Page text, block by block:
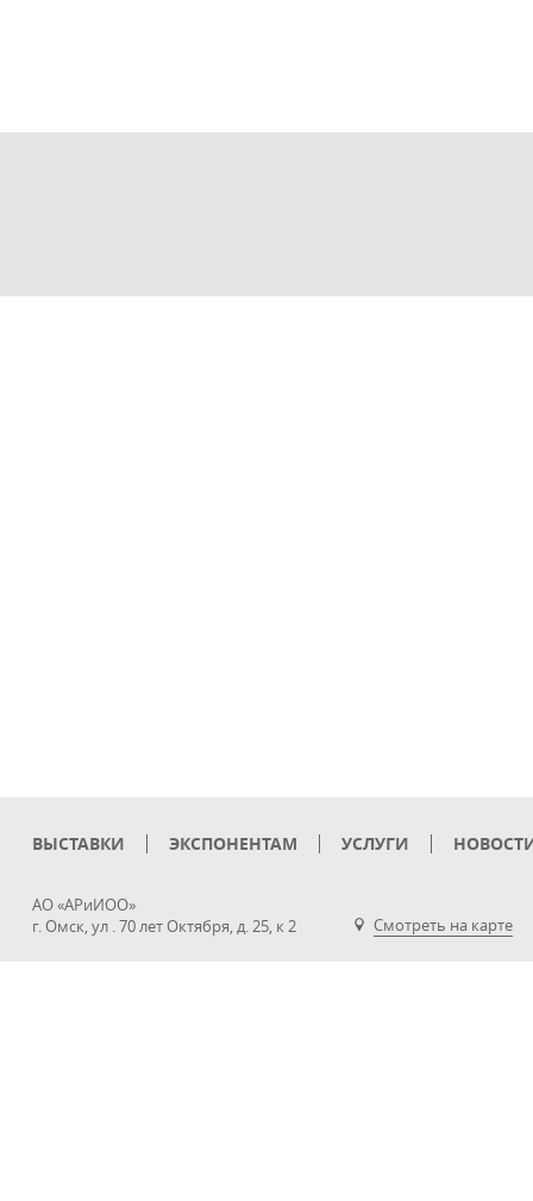
ВЫСТАВКИ ЭКСПОНЕНТАМ УСЛУГИ
АО «АРиИОО»
г. Омск, ул . 70 лет Октября, д. 25, к 2
Смотреть на карте